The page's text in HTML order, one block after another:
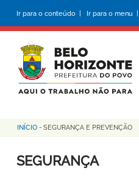
conteúdo
principal
Ir para o conteúdo | Ir para o menu |
Trilha
de
INÍCIO - SEGURANÇA E PREVENÇÃO
SEGURANÇA